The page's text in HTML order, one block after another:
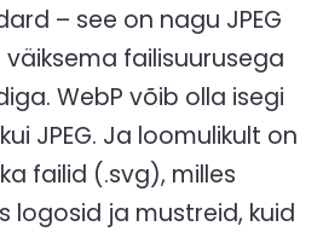
– see on nagu JPEG
väiksema failisuurusega
WebP võib olla isegi
JPEG. Ja loomulikult on
failid (.svg), milles
logosid ja mustreid, kuid